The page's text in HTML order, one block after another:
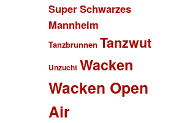
Super Schwarzes
Mannheim
Tanzbrunnen Tanzwut
Unzucht Wacken
Wacken Open
Air